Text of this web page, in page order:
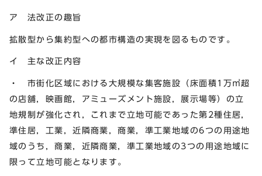
ア 法改正の趣旨
拡散型から集約型への都市構造の実現を図るものです。
イ 主な改正内容
・ 市街化区域における大規模な集客施設（床面積1万㎡超
の店舗，映画館，アミューズメント施設，展示場等）の立
地規制が強化され，これまで立地可能であった第2種住居，
準住居，工業，近隣商業，商業，準工業地域の6つの用途地
域のうち，商業，近隣商業，準工業地域の3つの用途地域に
限って立地可能となります。